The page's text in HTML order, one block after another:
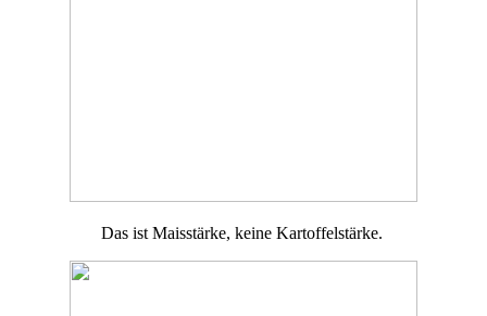
Das ist Maisstärke, keine Kartoffelstärke.